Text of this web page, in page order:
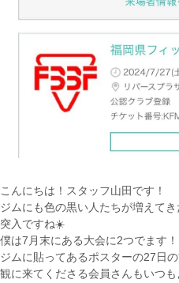
こんにちは！スタッフ山田です！
ジムにも色の黒い人たちが増えて
突入ですね☀️
僕は7月末にある大会に2つでます！
ジムに貼ってあるポスターの27日
観に来てくださる会員さんもいつ